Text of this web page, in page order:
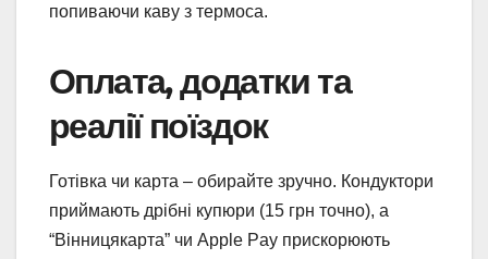
попиваючи каву з термоса.
Оплата, додатки та
реалії поїздок
Готівка чи карта – обирайте зручно. Кондуктори
приймають дрібні купюри (15 грн точно), а
“Вінницякарта” чи Apple Pay прискорюють